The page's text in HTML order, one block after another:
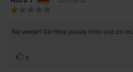
der
5
Rezensionstext:
Nie wieder! Die Hose passte nicht und ich
Stimme
0